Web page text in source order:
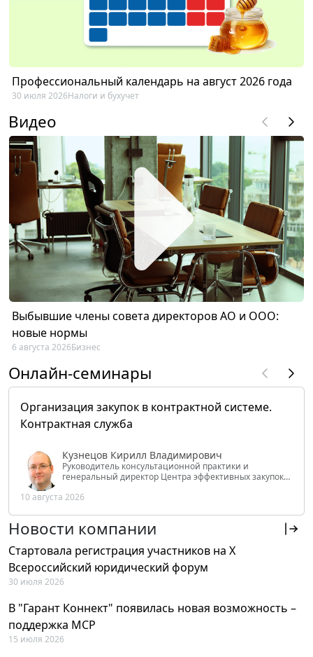
Профессиональный календарь на август 2026 года
30 июля 2026Налоги и бухучет
Видео
Выбывшие члены совета директоров АО и ООО:
новые нормы
6 августа 2026Бизнес
Онлайн-семинары
Организация закупок в контрактной системе.
Контрактная служба
Кузнецов Кирилл Владимирович
Руководитель консультационной практики и
генеральный директор Центра эффективных закупок
РФ
10 августа 2026
Новости компании
Стартовала регистрация участников на X
Всероссийский юридический форум
30 июля 2026
В "Гарант Коннект" появилась новая возможность –
поддержка MCP
15 июля 2026